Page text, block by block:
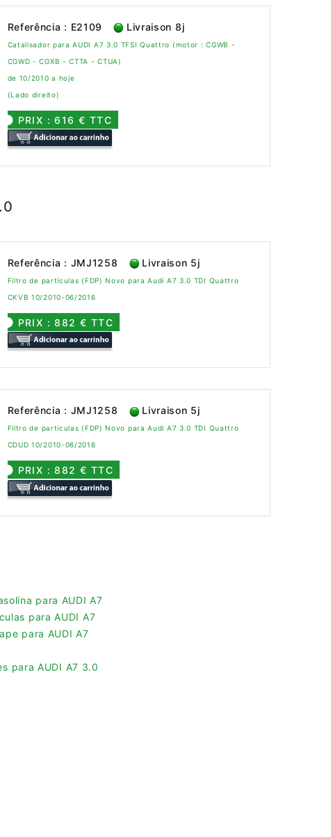
Referência : E2109 Livraison 8j
Catalisador para AUDI A7 3.0 TFSI Quattro (motor : CGWB -
CGWD - CGXB - CTTA - CTUA)
de 10/2010 a hoje
(Lado direito)
PRIX : 616 € TTC
Referência : JMJ1258 Livraison 5j
Filtro de partículas (FDP) Novo para Audi A7 3.0 TDI Quattro
CKVB 10/2010-06/2016
PRIX : 882 € TTC
Referência : JMJ1258 Livraison 5j
Filtro de partículas (FDP) Novo para Audi A7 3.0 TDI Quattro
CDUD 10/2010-06/2016
PRIX : 882 € TTC
para AUDI A7
para AUDI A7
para AUDI A7
para AUDI A7 3.0